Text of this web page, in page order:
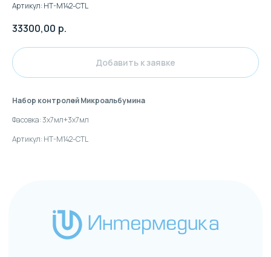
Артикул:HT-M142-CTL
33300,00 р.
Добавить к заявке
Набор контролей Микроальбумина
Фасовка: 3х7мл+3х7мл
Артикул: HT-M142-CTL
+7 (495) 232-02-13
info@intermedica.ru
лицам и индивидуальным предпринимателям